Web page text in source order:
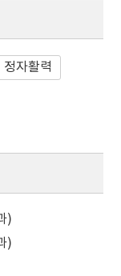
정자활력
)
)